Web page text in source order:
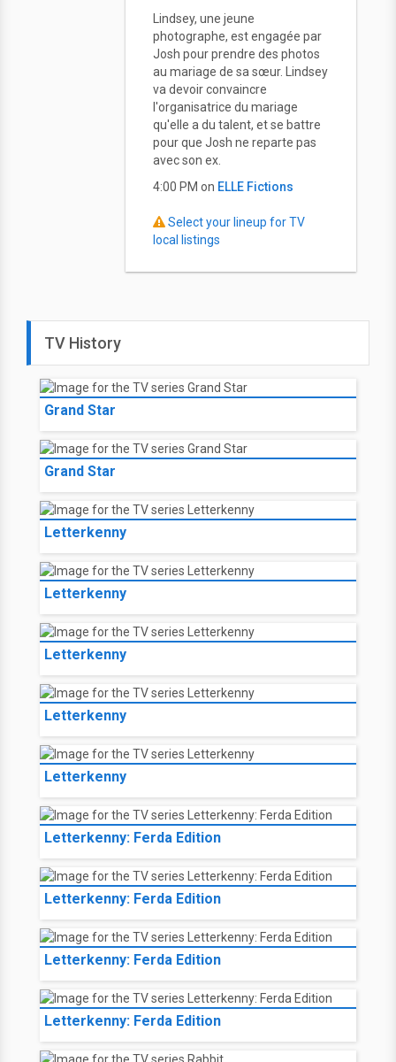
Lindsey, une jeune
photographe, est engagée par
Josh pour prendre des photos
au mariage de sa sœur. Lindsey
va devoir convaincre
l'organisatrice du mariage
qu'elle a du talent, et se battre
pour que Josh ne reparte pas
avec son ex.
4:00 PM on ELLE Fictions
Select your lineup for TV
local listings
TV History
Grand Star
Grand Star
Letterkenny
Letterkenny
Letterkenny
Letterkenny
Letterkenny
Letterkenny: Ferda Edition
Letterkenny: Ferda Edition
Letterkenny: Ferda Edition
Letterkenny: Ferda Edition